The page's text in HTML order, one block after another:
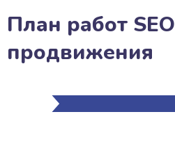
План работ SEO
продвижения